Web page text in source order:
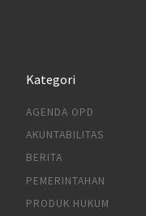
Kategori
AGENDA OPD
AKUNTABILITAS
BERITA
PEMERINTAHAN
PRODUK HUKUM